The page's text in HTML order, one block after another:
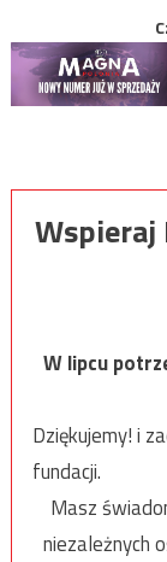
Wspieraj
W lipcu
Dziękujemy! i
fundacji.
Masz
niezależnych